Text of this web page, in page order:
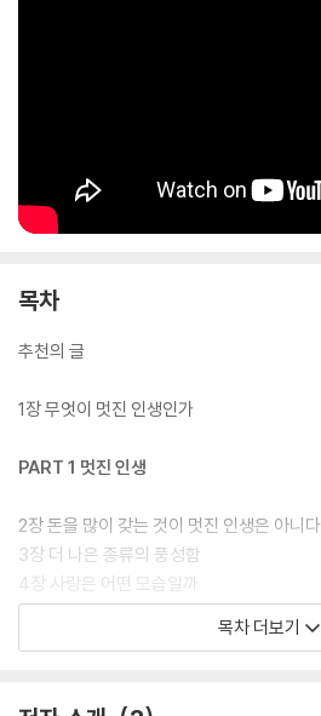
목차
추천의 글
1장 무엇이 멋진 인생인가
PART 1 멋진 인생
2장 돈을 많이 갖는 것이 멋진 인생은 아니다
3장 더 나은 종류의 풍성함
4장 사랑은 어떤 모습일까
5장 우리가 할 수 있는 최고의 투자
목차 더보기